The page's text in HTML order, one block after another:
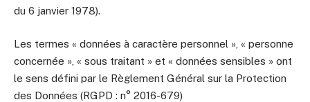
du 6 janvier 1978).
Les termes « données à caractère personnel », « personne
concernée », « sous traitant » et « données sensibles » ont
le sens défini par le Règlement Général sur la Protection
des Données (RGPD : n° 2016-679)